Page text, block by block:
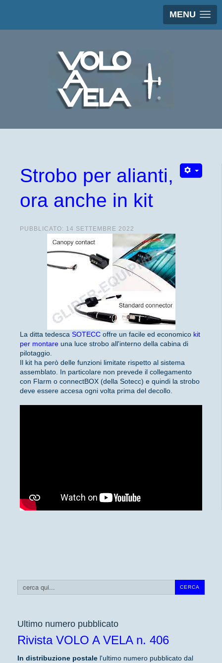
MENU
CERCA
Cerca...
Ultimo numero pubblicato
Rivista VOLO A VELA n. 406
In distribuzione postale l'ultimo numero pubblicato dal
Strobo per alianti,
ora anche in kit
PUBBLICATO: 14 SETTEMBRE 2022
La ditta tedesca SOTECC offre un facile ed economico kit
per montare una luce strobo all'interno della cabina di
pilotaggio.
Il kit ha però delle funzioni limitate rispetto al sistema
assemblato. In particolare non prevede il collegamento
con Flarm o connectBOX (della Sotecc) e quindi la strobo
deve essere accesa ogni volta prima del decollo.